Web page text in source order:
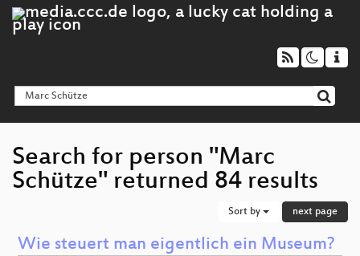
Search for person "Marc
Schütze" returned 84 results
Sort by next page
Wie steuert man eigentlich ein Museum?